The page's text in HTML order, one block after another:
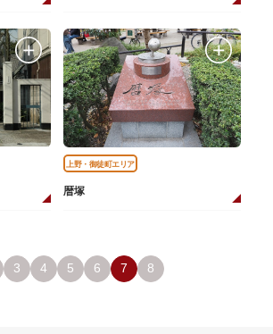
上野・御徒町エリア
暦塚
3 4 5 6 7 8